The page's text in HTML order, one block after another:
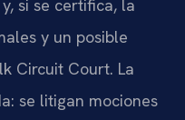
si se certifica, la
y un posible
Circuit Court. La
se litigan mociones